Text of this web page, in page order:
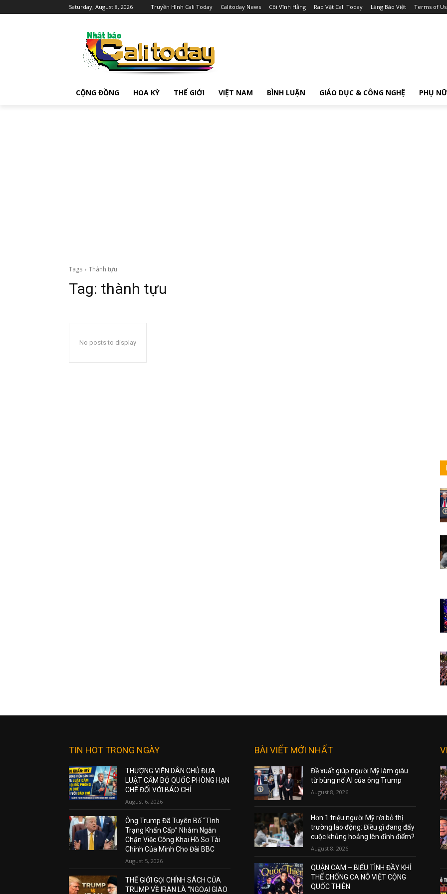
Saturday, August 8, 2026 Truyền Hình Cali Today Calitoday News Cõi Vĩnh Hằng Rao Vặt Cali Today Làng Báo Việt Terms of
CỘNG ĐỒNG HOA KỲ THẾ GIỚI VIỆT NAM BÌNH LUẬN GIÁO DỤC & CÔNG NGHỆ PHỤ NỮ
Tags Thành tựu
Tag: thành tựu
No posts to display
TIN HOT TRONG NGÀY
THƯỢNG VIỆN DÂN CHỦ ĐƯA
LUẬT CẤM BỘ QUỐC PHÒNG HẠN
CHẾ ĐỐI VỚI BÁO CHÍ
August 6, 2026
Ông Trump Đã Tuyên Bố “Tình
Trạng Khẩn Cấp” Nhằm Ngăn
Chặn Việc Công Khai Hồ Sơ Tài
Chính Của Mình Cho Đài BBC
August 5, 2026
THẾ GIỚI GỌI CHÍNH SÁCH CỦA
TRUMP VỀ IRAN LÀ “NGOẠI GIAO
BÀI VIẾT MỚI NHẤT
Đề xuất giúp người Mỹ làm giàu
từ bùng nổ AI của ông Trump
August 8, 2026
Hơn 1 triệu người Mỹ rời bỏ thị
trường lao động: Điều gì đang đẩy
cuộc khủng hoảng lên đỉnh điểm?
August 8, 2026
QUẬN CAM – BIỂU TÌNH ĐẦY KHÍ
THẾ CHỐNG CA NÔ VIỆT CỘNG
QUỐC THIÊN